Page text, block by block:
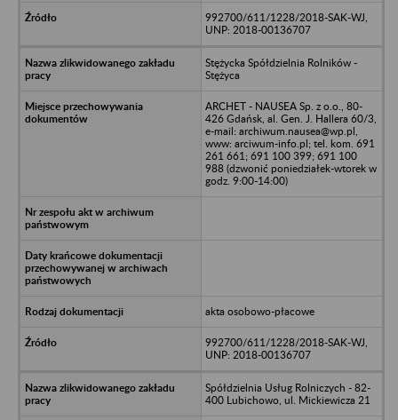
992700/611/1228/2018-SAK-WJ,
UNP: 2018-00136707
Stężycka Spółdzielnia Rolników -
Stężyca
ARCHET - NAUSEA Sp. z o.o., 80-
426 Gdańsk, al. Gen. J. Hallera 60/3,
e-mail: archiwum.nausea@wp.pl,
www: arciwum-info.pl; tel. kom. 691
261 661; 691 100 399; 691 100
988 (dzwonić poniedziałek-wtorek w
godz. 9:00-14:00)
akta osobowo-płacowe
992700/611/1228/2018-SAK-WJ,
UNP: 2018-00136707
Spółdzielnia Usług Rolniczych - 82-
400 Lubichowo, ul. Mickiewicza 21